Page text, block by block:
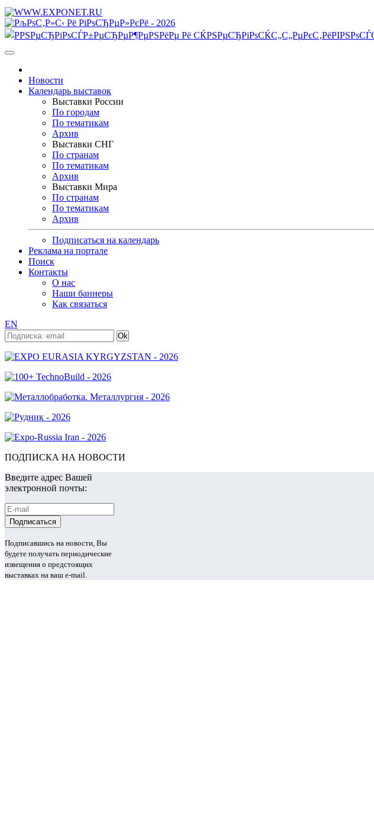
Новости
Календарь выставок
Выставки России
По городам
По тематикам
Архив
Выставки СНГ
По странам
По тематикам
Архив
Выставки Мира
По странам
По тематикам
Архив
Подписаться на календарь
Реклама на портале
Поиск
Контакты
О нас
Наши баннеры
Как связаться
EN
ПОДПИСКА НА НОВОСТИ
Введите адрес Вашей
электронной почты:
Подписавшись на новости, Вы
будете получать периодические
извещения о предстоящих
выставках на ваш e-mail.